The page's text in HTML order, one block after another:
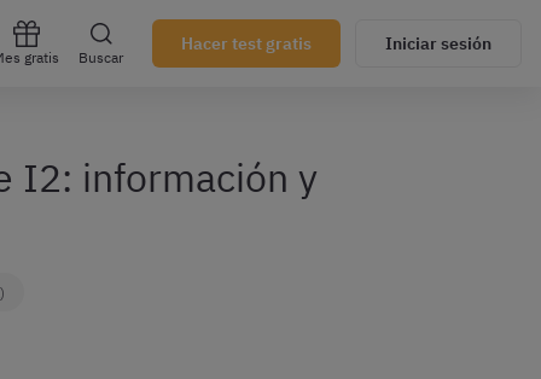
gratis Buscar
Hacer test gratis Iniciar sesión
I2: información y